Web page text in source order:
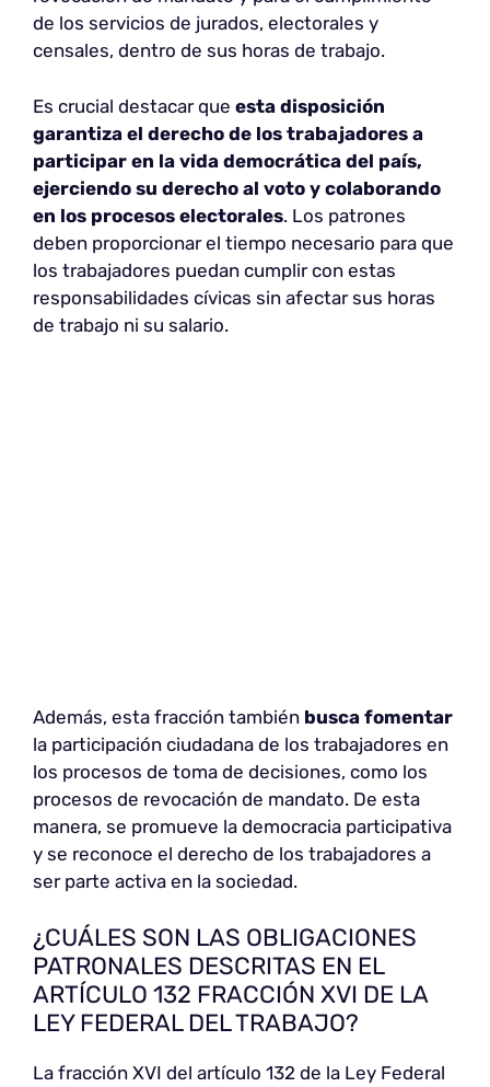
de los servicios de jurados, electorales y
censales, dentro de sus horas de trabajo.
Es crucial destacar que esta disposición
garantiza el derecho de los trabajadores a
participar en la vida democrática del país,
ejerciendo su derecho al voto y colaborando
en los procesos electorales. Los patrones
deben proporcionar el tiempo necesario para que
los trabajadores puedan cumplir con estas
responsabilidades cívicas sin afectar sus horas
de trabajo ni su salario.
Además, esta fracción también busca fomentar
la participación ciudadana de los trabajadores en
los procesos de toma de decisiones, como los
procesos de revocación de mandato. De esta
manera, se promueve la democracia participativa
y se reconoce el derecho de los trabajadores a
ser parte activa en la sociedad.
¿CUÁLES SON LAS OBLIGACIONES
PATRONALES DESCRITAS EN EL
ARTÍCULO 132 FRACCIÓN XVI DE LA
LEY FEDERAL DEL TRABAJO?
La fracción XVI del artículo 132 de la Ley Federal